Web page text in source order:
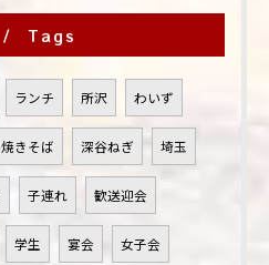
Tags
ランチ 所沢 わいず
焼きそば 深谷ねぎ 埼玉
子連れ 歓送迎会
学生 宴会 女子会